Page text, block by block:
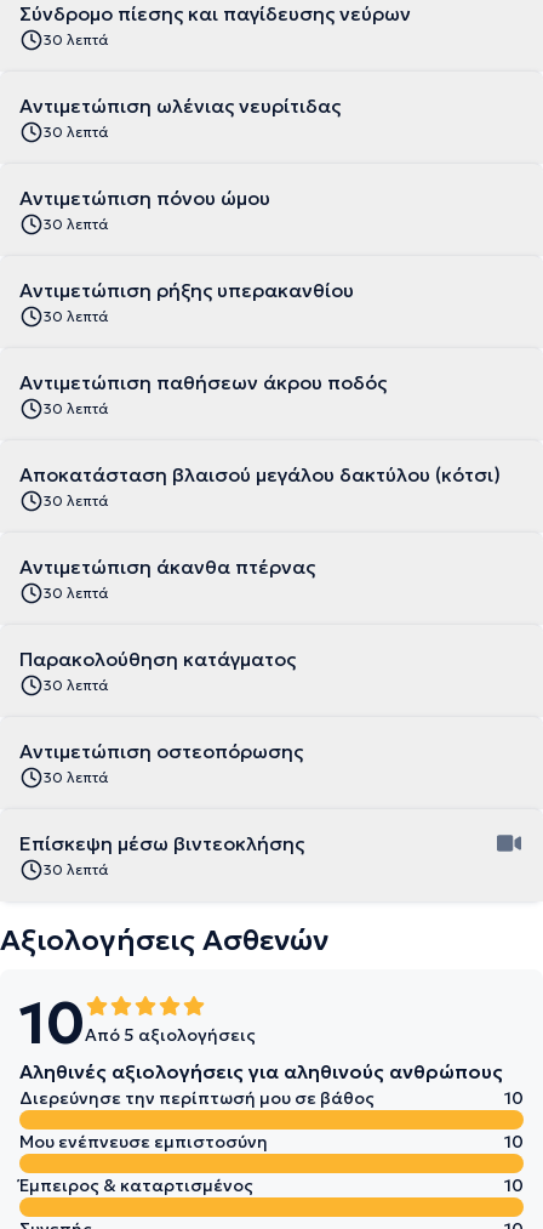
Σύνδρομο πίεσης και παγίδευσης νεύρων
30 λεπτά
Αντιμετώπιση ωλένιας νευρίτιδας
30 λεπτά
Αντιμετώπιση πόνου ώμου
30 λεπτά
Αντιμετώπιση ρήξης υπερακανθίου
30 λεπτά
Αντιμετώπιση παθήσεων άκρου ποδός
30 λεπτά
Αποκατάσταση βλαισού μεγάλου δακτύλου (κότσι)
30 λεπτά
Αντιμετώπιση άκανθα πτέρνας
30 λεπτά
Παρακολούθηση κατάγματος
30 λεπτά
Αντιμετώπιση οστεοπόρωσης
30 λεπτά
Επίσκεψη μέσω βιντεοκλήσης
30 λεπτά
Αξιολογήσεις Ασθενών
10Από 5 αξιολογήσεις
Αληθινές αξιολογήσεις για αληθινούς ανθρώπους
Διερεύνησε την περίπτωσή μου σε βάθος
10
Μου ενέπνευσε εμπιστοσύνη
10
Έμπειρος & καταρτισμένος
10